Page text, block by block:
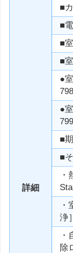
詳細
■
■
■
■
●
●
■
■
浄］
除